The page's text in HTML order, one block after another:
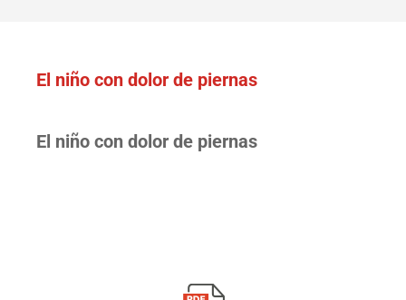
El niño con dolor de piernas
El niño con dolor de piernas